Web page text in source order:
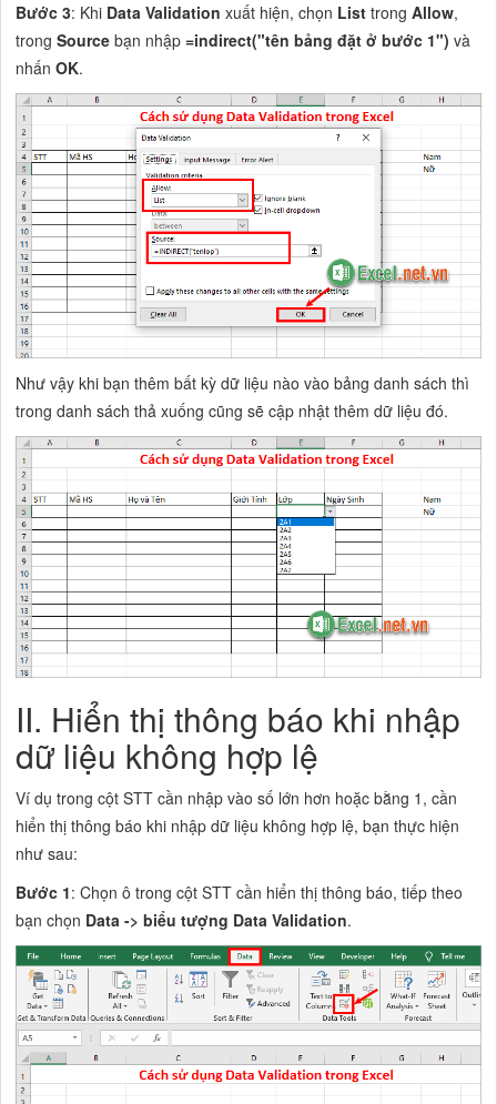
Bước 3: Khi Data Validation xuất hiện, chọn List trongAllow,
trongSource bạn nhập=indirect("tên bảng đặt ở bước 1") và
nhấnOK.
Như vậy khi bạn thêm bất kỳ dữ liệu nào vào bảng danh sách thì
trong danh sách thả xuống cũng sẽ cập nhật thêm dữ liệu đó.
II. Hiển thị thông báo khi nhập
dữ liệu không hợp lệ
Ví dụ trong cột STT cần nhập vào số lớn hơn hoặc bằng 1, cần
hiển thị thông báo khi nhập dữ liệu không hợp lệ, bạn thực hiện
như sau:
Bước 1: Chọn ô trong cột STT cần hiển thị thông báo, tiếp theo
bạn chọn Data -> biểu tượng Data Validation.